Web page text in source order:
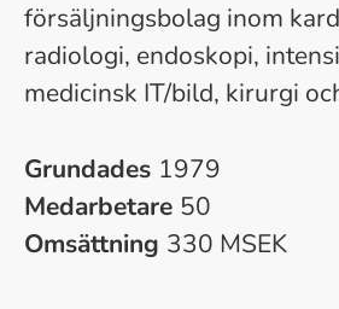
försäljningsbolag inom
radiologi, endoskopi,
medicinsk IT/bild, kirurgi
Grundades 1979
Medarbetare 50
Omsättning 330 MSEK